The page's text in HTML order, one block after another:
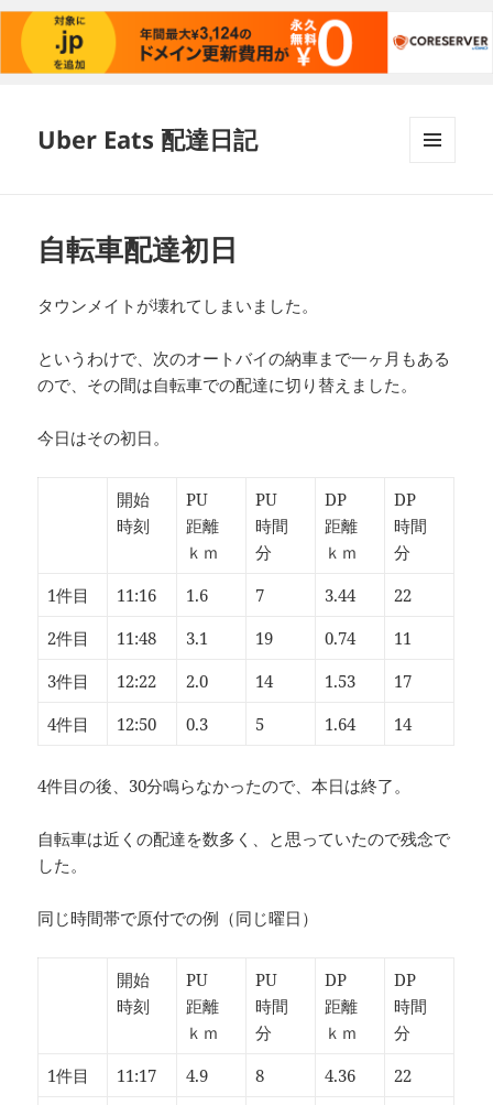
Uber Eats 配達日記
自転車配達初日
タウンメイトが壊れてしまいました。
というわけで、次のオートバイの納車まで一ヶ月もある
ので、その間は自転車での配達に切り替えました。
今日はその初日。
開始
時刻
PU
距離
ｋｍ
PU
時間
分
DP
距離
ｋｍ
DP
時間
分
1件目
11:16 1.6 7 3.44
22
2件目
11:48 3.1 19 0.74
11
3件目
12:22 2.0 14 1.53
17
4件目
12:50 0.3 5 1.64 14
4件目の後、30分鳴らなかったので、本日は終了。
自転車は近くの配達を数多く、と思っていたので残念で
した。
同じ時間帯で原付での例（同じ曜日）
開始
時刻
PU
距離
ｋｍ
PU
時間
分
DP
距離
ｋｍ
DP
時間
分
1件目
11:17 4.9 8 4.36
22